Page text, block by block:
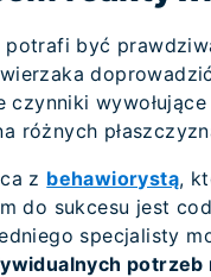
być
czynniki
różnych
z behawiorystą,
do sukcesu jest
specjalisty